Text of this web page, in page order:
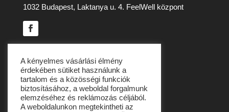
1032 Budapest, Laktanya u. 4. FeelWell központ
Adatvédelem
Adatvédelmi tájékoztató
Általános Szerződési Feltételek
Impresszum
A kényelmes vásárlási élmény
érdekében sütiket használunk a
tartalom és a közösségi funkciók
biztosításához, a weboldal forgalmunk
elemzéséhez és reklámozás céljából.
A weboldalunkon megtekintheti az